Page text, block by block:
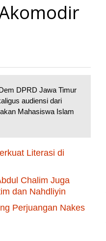
DPRD Jawa Timur
audiensi dari
Mahasiswa Islam
Literasi di
Chalim Juga
dan Nahdliyin
Perjuangan Nakes